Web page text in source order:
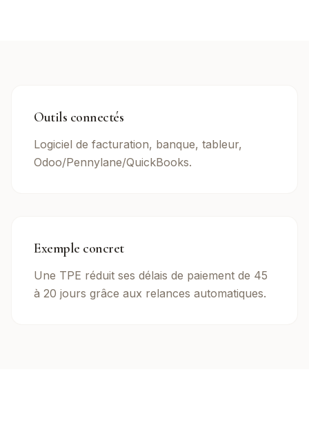
Outils connectés
Logiciel de facturation, banque, tableur,
Odoo/Pennylane/QuickBooks.
Exemple concret
Une TPE réduit ses délais de paiement de 45
à 20 jours grâce aux relances automatiques.